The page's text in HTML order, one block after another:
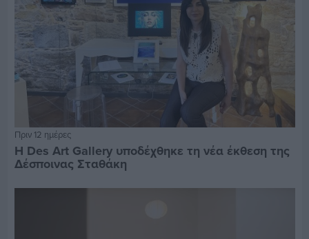
Πριν 12 ημέρες
Η Des Art Gallery υποδέχθηκε τη νέα έκθεση της
Δέσποινας Σταθάκη